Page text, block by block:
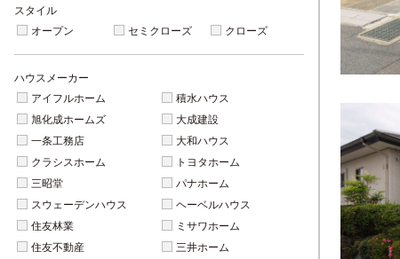
スタイル
オープン
セミクローズ クローズ
ハウスメーカー
アイフルホーム
積水ハウス
旭化成ホームズ
大成建設
一条工務店
大和ハウス
クラシスホーム
トヨタホーム
三昭堂
パナホーム
スウェーデンハウス
ヘーベルハウス
住友林業
ミサワホーム
住友不動産
三井ホーム